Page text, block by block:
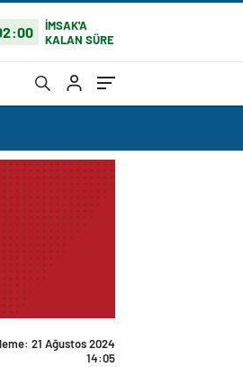
İMSAK'A
KALAN SÜRE
21 Ağustos 2024
14:05